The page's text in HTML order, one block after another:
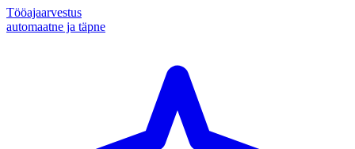
Tööajaarvestus
automaatne ja täpne